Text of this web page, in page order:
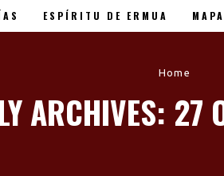
ESPÍRITU DE ERMUA
Aniversario
Home
ARCHIVES: 27